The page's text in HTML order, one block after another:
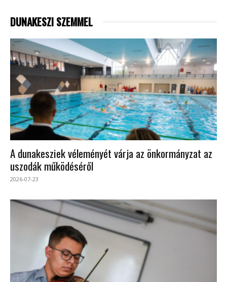
DUNAKESZI SZEMMEL
A dunakesziek véleményét várja az önkormányzat az
uszodák működéséről
2026-07-23